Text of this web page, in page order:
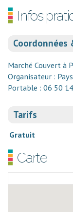
Infos
Coordonnées
Marché Couvert à
Organisateur :
Portable : 06 50
Tarifs
Gratuit
Carte